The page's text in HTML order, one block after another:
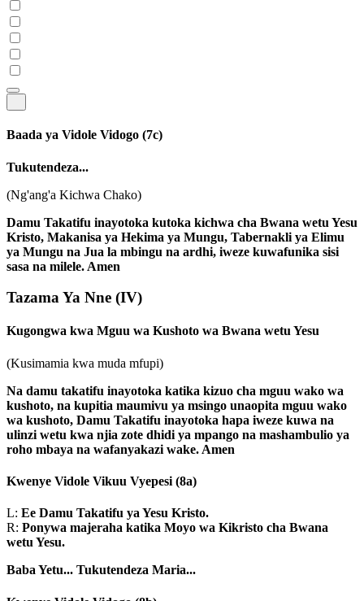
Baada ya Vidole Vidogo (7c)
Tukutendeza...
(Ng'ang'a Kichwa Chako)
Damu Takatifu inayotoka kutoka kichwa cha Bwana wetu Yesu
Kristo, Makanisa ya Hekima ya Mungu, Tabernakli ya Elimu
ya Mungu na Jua la mbingu na ardhi, iweze kuwafunika sisi
sasa na milele. Amen
Tazama Ya Nne (IV)
Kugongwa kwa Mguu wa Kushoto wa Bwana wetu Yesu
(Kusimamia kwa muda mfupi)
Na damu takatifu inayotoka katika kizuo cha mguu wako wa
kushoto, na kupitia maumivu ya msingo unaopita mguu wako
wa kushoto, Damu Takatifu inayotoka hapa iweze kuwa na
ulinzi wetu kwa njia zote dhidi ya mpango na mashambulio ya
roho mbaya na wafanyakazi wake. Amen
Kwenye Vidole Vikuu Vyepesi (8a)
L: Ee Damu Takatifu ya Yesu Kristo.
R: Ponywa majeraha katika Moyo wa Kikristo cha Bwana
wetu Yesu.
Baba Yetu... Tukutendeza Maria...